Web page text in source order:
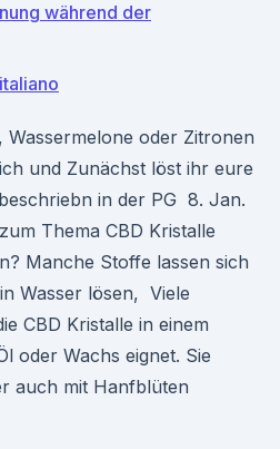
während der
oder Zitronen
und Zunächst löst ihr eure
in der PG 8. Jan.
Thema CBD Kristalle
Manche Stoffe lassen sich
Wasser lösen, Viele
CBD Kristalle in einem
oder Wachs eignet. Sie
auch mit Hanfblüten